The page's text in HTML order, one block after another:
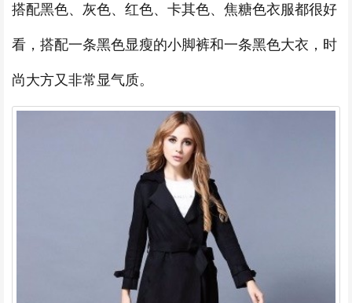
搭配黑色、灰色、红色、卡其色、焦糖色衣服都很好
看，搭配一条黑色显瘦的小脚裤和一条黑色大衣，时
尚大方又非常显气质。